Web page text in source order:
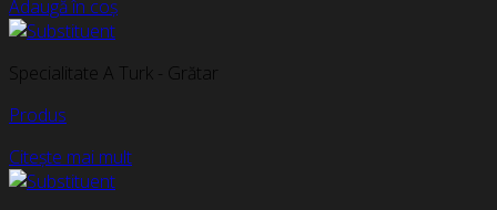
Adaugă în coș
Specialitate A Turk - Grătar
Produs
Citește mai mult